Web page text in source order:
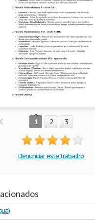
1 2 3
Denunciar este trabalho